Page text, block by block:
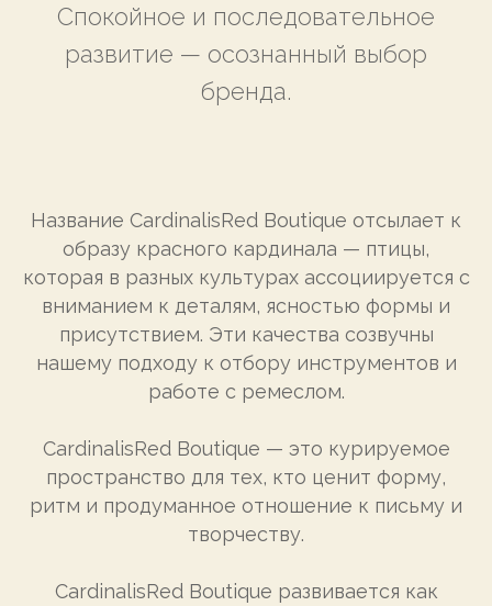
Спокойное и последовательное
развитие — осознанный выбор
бренда.
Название CardinalisRed Boutique отсылает к
образу красного кардинала — птицы,
которая в разных культурах ассоциируется с
вниманием к деталям, ясностью формы и
присутствием. Эти качества созвучны
нашему подходу к отбору инструментов и
работе с ремеслом.
CardinalisRed Boutique — это курируемое
пространство для тех, кто ценит форму,
ритм и продуманное отношение к письму и
творчеству.
CardinalisRed Boutique развивается как